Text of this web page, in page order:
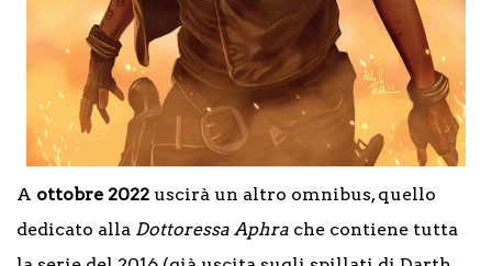
A ottobre 2022 uscirà un altro omnibus, quello
dedicato alla Dottoressa Aphra che contiene tutta